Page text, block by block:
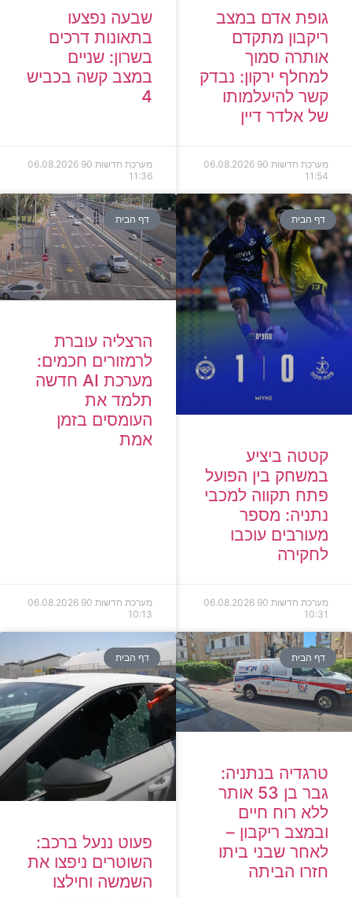
גופת אדם במצב
ריקבון מתקדם
אותרה סמוך
למחלף ירקון: נבדק
קשר להיעלמותו
של אלדר דיין
מערכת חדשות 90
06.08.2026
11:54
שבעה נפצעו
בתאונות דרכים
בשרון: שניים
במצב קשה בכביש
4
מערכת חדשות 90
06.08.2026
11:36
דף הבית
קטטה ביציע
במשחק בין הפועל
פתח תקווה למכבי
נתניה: מספר
מעורבים עוכבו
לחקירה
מערכת חדשות 90
06.08.2026
10:31
דף הבית
הרצליה עוברת
לרמזורים חכמים:
מערכת AI חדשה
תלמד את
העומסים בזמן
אמת
מערכת חדשות 90
06.08.2026
10:13
דף הבית
טרגדיה בנתניה:
גבר בן 53 אותר
ללא רוח חיים
ובמצב ריקבון –
לאחר שבני ביתו
חזרו הביתה
דף הבית
פעוט ננעל ברכב:
השוטרים ניפצו את
השמשה וחילצו